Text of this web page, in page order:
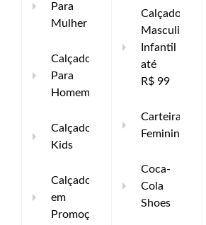
Para
Mulher
Calçado
Para
Homem
Calçado
Kids
Calçados
em
Promoção
Calçados
Masculino
Infantil
até
R$ 99
Carteira
Feminina
Coca-
Cola
Shoes